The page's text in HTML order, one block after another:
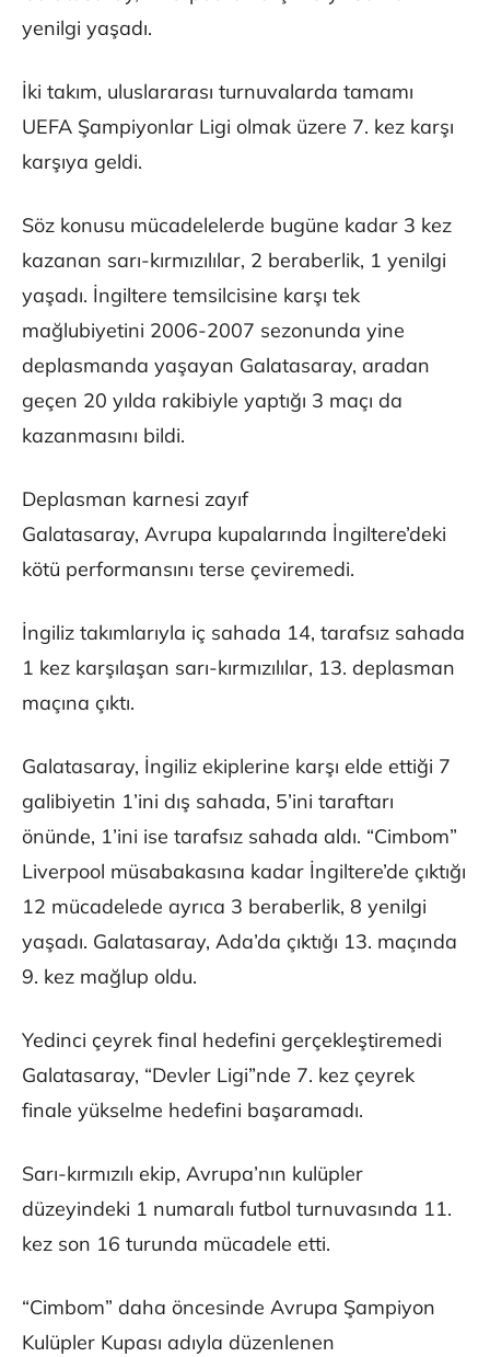
yenilgi yaşadı.
İki takım, uluslararası turnuvalarda tamamı
UEFA Şampiyonlar Ligi olmak üzere 7. kez karşı
karşıya geldi.
Söz konusu mücadelelerde bugüne kadar 3 kez
kazanan sarı-kırmızılılar, 2 beraberlik, 1 yenilgi
yaşadı. İngiltere temsilcisine karşı tek
mağlubiyetini 2006-2007 sezonunda yine
deplasmanda yaşayan Galatasaray, aradan
geçen 20 yılda rakibiyle yaptığı 3 maçı da
kazanmasını bildi.
Deplasman karnesi zayıf
Galatasaray, Avrupa kupalarında İngiltere’deki
kötü performansını terse çeviremedi.
İngiliz takımlarıyla iç sahada 14, tarafsız sahada
1 kez karşılaşan sarı-kırmızılılar, 13. deplasman
maçına çıktı.
Galatasaray, İngiliz ekiplerine karşı elde ettiği 7
galibiyetin 1’ini dış sahada, 5’ini taraftarı
önünde, 1’ini ise tarafsız sahada aldı. “Cimbom”
Liverpool müsabakasına kadar İngiltere’de çıktığı
12 mücadelede ayrıca 3 beraberlik, 8 yenilgi
yaşadı. Galatasaray, Ada’da çıktığı 13. maçında
9. kez mağlup oldu.
Yedinci çeyrek final hedefini gerçekleştiremedi
Galatasaray, “Devler Ligi”nde 7. kez çeyrek
finale yükselme hedefini başaramadı.
Sarı-kırmızılı ekip, Avrupa’nın kulüpler
düzeyindeki 1 numaralı futbol turnuvasında 11.
kez son 16 turunda mücadele etti.
“Cimbom” daha öncesinde Avrupa Şampiyon
Kulüpler Kupası adıyla düzenlenen